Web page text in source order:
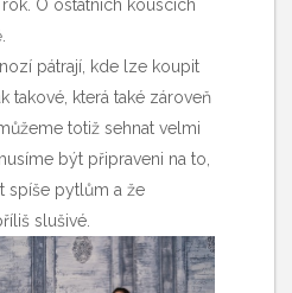
O ostatních kouscích
pátrají, kde lze koupit
takové, která také zároveň
totiž sehnat velmi
být připraveni na to,
spíše pytlům a že
slušivé.